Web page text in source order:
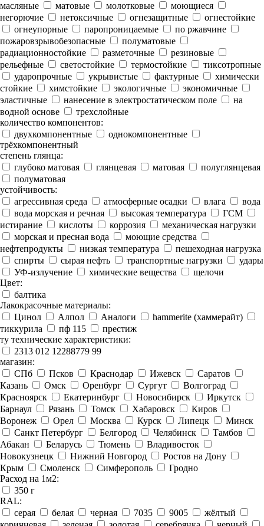
масляные
матовые молотковые
моющиеся
негорючие
нетоксичные огнезащитные
огнестойкие
огнеупорные
паропроницаемые
по ржавчине
пожаровзрывобезопасные
полуматовые
радиационностойкие
разметочные
резиновые
рельефные
светостойкие термостойкие
тиксотропные
ударопрочные
укрывистые фактурные
химически
стойкие
химстойкие экологичные
экономичные
эластичные
нанесение в электростатическом поле
на
водной основе
трехслойные
количество компонентов:
двухкомпонентные
однокомпонентные
трёхкомпонентный
степень глянца:
глубоко матовая
глянцевая матовая
полуглянцевая
полуматовая
устойчивость:
агрессивная среда
атмосферные осадки влага
вода
вода морская и речная
высокая температура
ГСМ
истирание
кислоты коррозия
механическая нагрузки
морская и пресная вода
моющие средства
нефтепродукты
низкая температура
пешеходная нагрузка
спирты
сырая нефть транспортные нагрузки
удары
УФ-излучение
химические вещества
щелочи
Цвет:
балтика
Лакокрасочные материалы:
Цинол
Алпол Аналоги
hammerite (хаммерайт)
тиккурила
пф 115
престиж
ту технические характеристики:
2313 012 12288779 99
магазин:
СПб
Псков Краснодар Ижевск
Саратов
Казань
Омск Оренбург Сургут
Волгоград
Красноярск
Екатеринбург Новосибирск
Иркутск
Барнаул
Рязань Томск Хабаровск
Киров
Воронеж
Орел Москва Курск Липецк
Минск
Санкт Петербург
Белгород Челябинск
Тамбов
Абакан
Беларусь Тюмень
Владивосток
Новокузнецк
Нижний Новгород
Ростов на Дону
Крым
Смоленск Симферополь
Гродно
Расход на 1м2:
350 г
RAL:
серая
белая черная 7035 9005
жёлтый